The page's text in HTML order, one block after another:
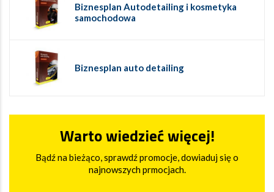
Biznesplan Autodetailing i kosmetyka
samochodowa
Biznesplan auto detailing
Warto wiedzieć więcej!
Bądź na bieżąco, sprawdź promocje, dowiaduj się o
najnowszych prmocjach.